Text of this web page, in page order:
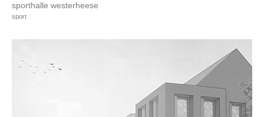
sporthalle westerheese
sport